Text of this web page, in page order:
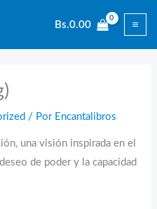
Bs.0.00
/ Por Encantalibros
una visión inspirada en el
de poder y la capacidad